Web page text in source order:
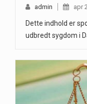
admin apr
Dette indhold er
udbredt sygdom i